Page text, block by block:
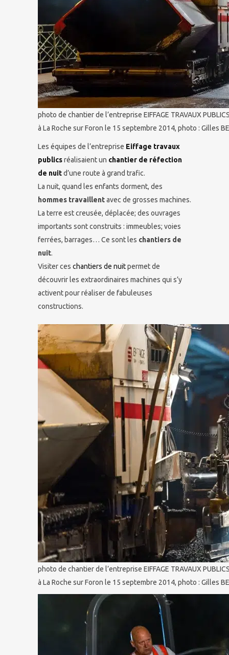
photo de chantier de l’entreprise EIFFAGE TRAVAUX
à La Roche sur Foron le 15 septembre 2014, photo : Gilles
Les équipes de l’entreprise Eiffage travaux
publicsréalisaient un chantier de réfection
de nuitd’une route à grand trafic.
La nuit, quand les enfants dorment, des
hommes travaillentavec de grosses machines.
La terre est creusée, déplacée; des ouvrages
importants sont construits : immeubles; voies
ferrées, barrages… Ce sont les chantiers de
nuit.
Visiter ces chantiers de nuitpermet de
découvrir les extraordinaires machines qui s’y
activent pour réaliser de fabuleuses
constructions.
photo de chantier de l’entreprise EIFFAGE TRAVAUX
à La Roche sur Foron le 15 septembre 2014, photo : Gilles